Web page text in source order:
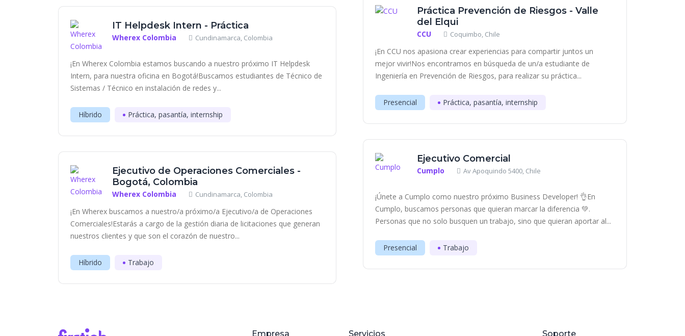
IT Helpdesk Intern - Práctica
Wherex Colombia Cundinamarca, Colombia
¡En Wherex Colombia estamos buscando a nuestro próximo IT Helpdesk
Intern, para nuestra oficina en Bogotá!Buscamos estudiantes de Técnico de
Sistemas / Técnico en instalación de redes y...
Híbrido Práctica, pasantía, internship
Ejecutivo de Operaciones Comerciales -
Bogotá, Colombia
Wherex Colombia Cundinamarca, Colombia
¡En Wherex buscamos a nuestro/a próximo/a Ejecutivo/a de Operaciones
Comerciales!Estarás a cargo de la gestión diaria de licitaciones que generan
nuestros clientes y que son el corazón de nuestro...
Híbrido Trabajo
Práctica Prevención de Riesgos - Valle
del Elqui
CCU Coquimbo, Chile
¡En CCU nos apasiona crear experiencias para compartir juntos un
mejor vivir!Nos encontramos en búsqueda de un/a estudiante de
Ingeniería en Prevención de Riesgos, para realizar su práctica...
Presencial Práctica, pasantía, internship
Ejecutivo Comercial
Cumplo Av Apoquindo 5400, Chile
¡Únete a Cumplo como nuestro próximo Business Developer! 👌En
Cumplo, buscamos personas que quieran marcar la diferencia 💚.
Personas que no solo busquen un trabajo, sino que quieran aportar al...
Presencial Trabajo
Empresa Servicios Soporte